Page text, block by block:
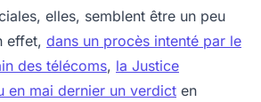
elles, semblent être un peu
effet, dans un procès intenté par le
des télécoms, la Justice
en mai dernier un verdict en